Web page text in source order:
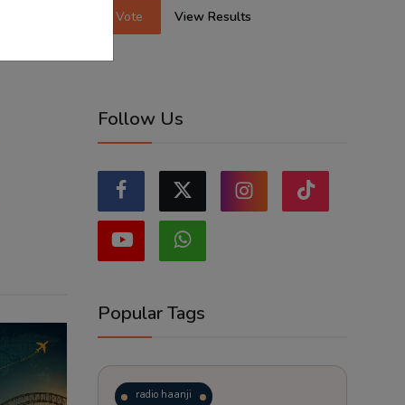
Vote View Results
Follow Us
Popular Tags
radio haanji